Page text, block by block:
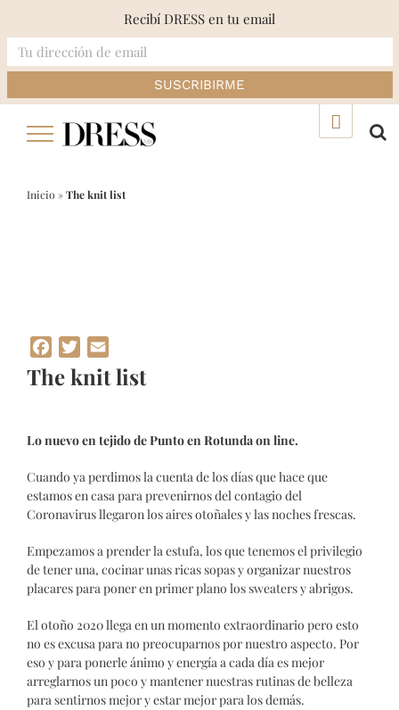
Inicio »The knit list
Facebook
Twitter
The knit list
Lo nuevo en tejido de Punto en Rotunda on line.
Cuando ya perdimos la cuenta de los días que hace que
estamos en casa para prevenirnos del contagio del
Coronavirus llegaron los aires otoñales y las noches frescas.
Empezamos a prender la estufa, los que tenemos el privilegio
de tener una, cocinar unas ricas sopas y organizar nuestros
placares para poner en primer plano los sweaters y abrigos.
El otoño 2020 llega en un momento extraordinario pero esto
no es excusa para no preocuparnos por nuestro aspecto. Por
eso y para ponerle ánimo y energía a cada día es mejor
arreglarnos un poco y mantener nuestras rutinas de belleza
para sentirnos mejor y estar mejor para los demás.
Recibí DRESS en tu email